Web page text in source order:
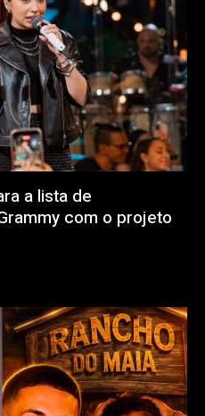
a lista de
com o projeto